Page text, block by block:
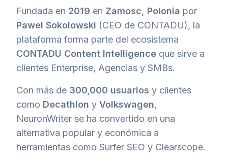
Fundada en 2019 en Zamosc, Polonia por
Pawel Sokolowski (CEO de CONTADU), la
plataforma forma parte del ecosistema
CONTADU Content Intelligence que sirve a
clientes Enterprise, Agencias y SMBs.
Con más de 300,000 usuarios y clientes
como Decathlon y Volkswagen,
NeuronWriter se ha convertido en una
alternativa popular y económica a
herramientas como Surfer SEO y Clearscope.